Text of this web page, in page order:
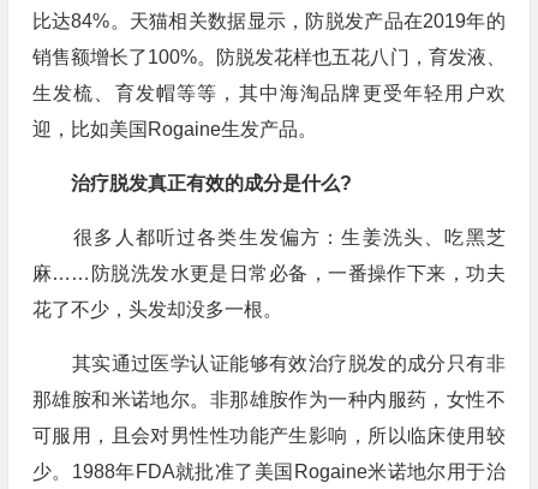
比达84%。天猫相关数据显示，防脱发产品在2019年的
销售额增长了100%。防脱发花样也五花八门，育发液、
生发梳、育发帽等等，其中海淘品牌更受年轻用户欢
迎，比如美国Rogaine生发产品。
治疗脱发真正有效的成分是什么?
很多人都听过各类生发偏方：生姜洗头、吃黑芝
麻……防脱洗发水更是日常必备，一番操作下来，功夫
花了不少，头发却没多一根。
其实通过医学认证能够有效治疗脱发的成分只有非
那雄胺和米诺地尔。非那雄胺作为一种内服药，女性不
可服用，且会对男性性功能产生影响，所以临床使用较
少。1988年FDA就批准了美国Rogaine米诺地尔用于治